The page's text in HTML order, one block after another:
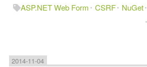
ASP.NET Web Form
CSRF NuGet
2014-11-04